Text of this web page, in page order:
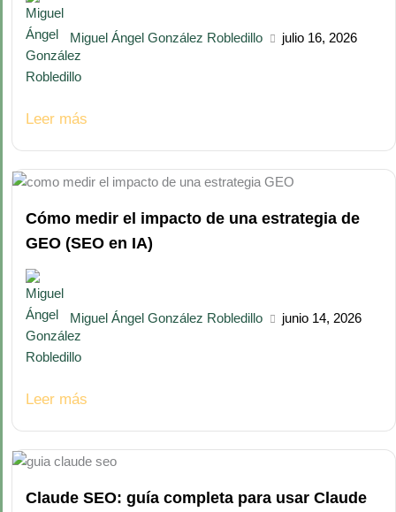
Miguel Ángel González Robledillo julio 16, 2026
Leer más
Cómo medir el impacto de una estrategia de
GEO (SEO en IA)
Miguel Ángel González Robledillo junio 14, 2026
Leer más
Claude SEO: guía completa para usar Claude